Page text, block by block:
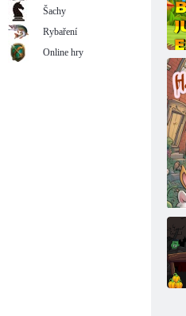
Šachy
Rybaření
Online hry